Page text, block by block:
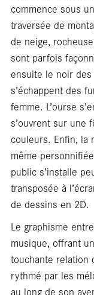
commence sous
traversée de
de neige,
sont parfois
ensuite le noir
s’échappent des
femme. L’ourse
s’ouvrent sur une
couleurs. Enfin, la
même
public s’installe
transposée à
de dessins en 2D.
Le graphisme
musique, offrant
touchante relation
rythmé par les
au long de son